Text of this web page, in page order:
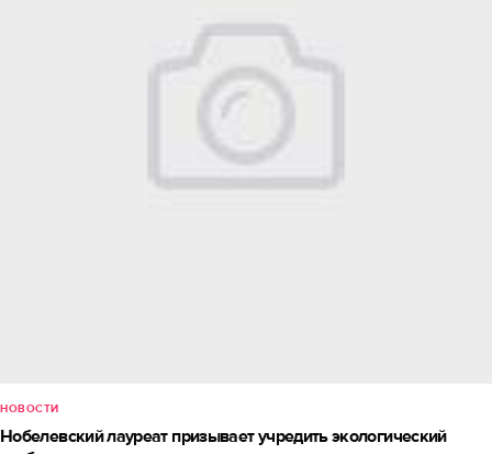
НОВОСТИ
Нобелевский лауреат призывает учредить экологический